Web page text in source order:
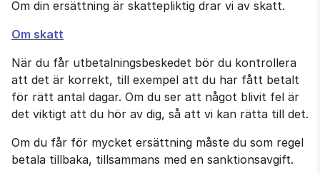
Om din ersättning är skattepliktig drar vi av skatt.
Om skatt
När du får utbetalningsbeskedet bör du kontrollera
att det är korrekt, till exempel att du har fått betalt
för rätt antal dagar. Om du ser att något blivit fel är
det viktigt att du hör av dig, så att vi kan rätta till det.
Om du får för mycket ersättning måste du som regel
betala tillbaka, tillsammans med en sanktionsavgift.